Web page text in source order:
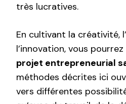
très lucratives.
En cultivant la créativité,
l’innovation, vous pourrez
projet entrepreneurial
méthodes décrites ici
vers différentes